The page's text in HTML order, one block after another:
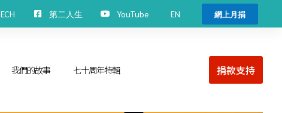
ECH 第二人生 YouTube EN 網上月捐
我們的故事 七十周年特輯 捐款支持